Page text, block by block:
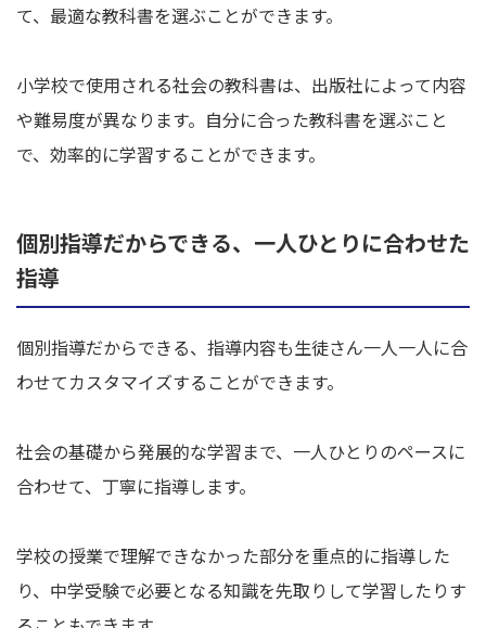
て、最適な教科書を選ぶことができます。
小学校で使用される社会の教科書は、出版社によって内容
や難易度が異なります。自分に合った教科書を選ぶこと
で、効率的に学習することができます。
個別指導だからできる、一人ひとりに合わせた
指導
個別指導だからできる、指導内容も生徒さん一人一人に合
わせてカスタマイズすることができます。
社会の基礎から発展的な学習まで、一人ひとりのペースに
合わせて、丁寧に指導します。
学校の授業で理解できなかった部分を重点的に指導した
り、中学受験で必要となる知識を先取りして学習したりす